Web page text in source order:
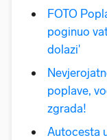
FOTO
poginuo
dolazi'
poplave,
zgrada!
Autocesta